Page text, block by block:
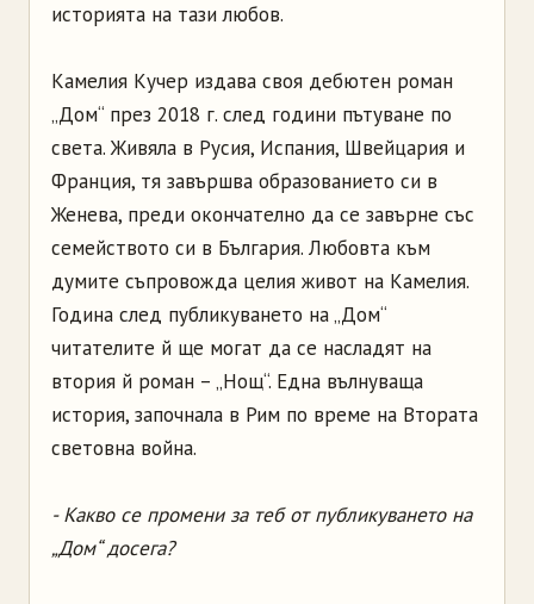
историята на тази любов.
Камелия Кучер издава своя дебютен роман
„Дом“ през 2018 г. след години пътуване по
света. Живяла в Русия, Испания, Швейцария и
Франция, тя завършва образованието си в
Женева, преди окончателно да се завърне със
семейството си в България. Любовта към
думите съпровожда целия живот на Камелия.
Година след публикуването на „Дом“
читателите й ще могат да се насладят на
втория й роман – „Нощ“. Една вълнуваща
история, започнала в Рим по време на Втората
световна война.
- Какво се промени за теб от публикуването на
„Дом“ досега?